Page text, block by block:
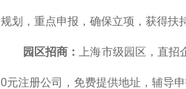
规划，重点申报，确保立项，获得扶
园区招商： 上海市级园区，直
0元注册公司，免费提供地址，辅导申